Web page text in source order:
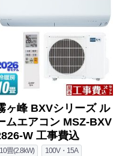
ヶ峰 BXVシリーズ ル
ムエアコン MSZ-BXV
W 工事費込
10畳(2.8kW)
100V・15A